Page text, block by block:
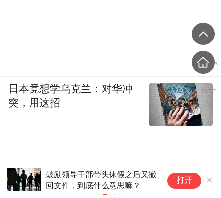
鼓励领导干部带头休假之后又撤
回文件，到底什么意思嘛？
打开
日本竟想学乌克兰：对华冲
突，用这招